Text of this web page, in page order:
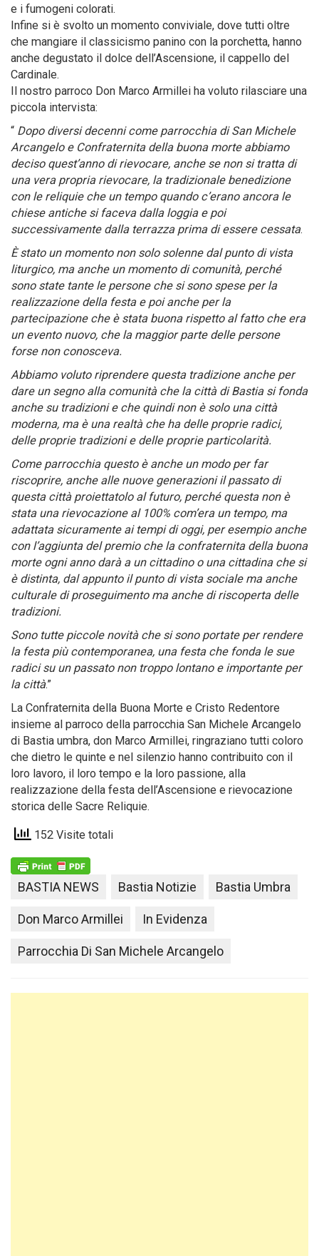
e i fumogeni colorati.
Infine si è svolto un momento conviviale, dove tutti oltre
che mangiare il classicismo panino con la porchetta, hanno
anche degustato il dolce dell’Ascensione, il cappello del
Cardinale.
Il nostro parroco Don Marco Armillei ha voluto rilasciare una
piccola intervista:
“ Dopo diversi decenni come parrocchia di San Michele
Arcangelo e Confraternita della buona morte abbiamo
deciso quest’anno di rievocare, anche se non si tratta di
una vera propria rievocare, la tradizionale benedizione
con le reliquie che un tempo quando c’erano ancora le
chiese antiche si faceva dalla loggia e poi
successivamente dalla terrazza prima di essere cessata.
È stato un momento non solo solenne dal punto di vista
liturgico, ma anche un momento di comunità, perché
sono state tante le persone che si sono spese per la
realizzazione della festa e poi anche per la
partecipazione che è stata buona rispetto al fatto che era
un evento nuovo, che la maggior parte delle persone
forse non conosceva.
Abbiamo voluto riprendere questa tradizione anche per
dare un segno alla comunità che la città di Bastia si fonda
anche su tradizioni e che quindi non è solo una città
moderna, ma è una realtà che ha delle proprie radici,
delle proprie tradizioni e delle proprie particolarità.
Come parrocchia questo è anche un modo per far
riscoprire, anche alle nuove generazioni il passato di
questa città proiettatolo al futuro, perché questa non è
stata una rievocazione al 100% com’era un tempo, ma
adattata sicuramente ai tempi di oggi, per esempio anche
con l’aggiunta del premio che la confraternita della buona
morte ogni anno darà a un cittadino o una cittadina che si
è distinta, dal appunto il punto di vista sociale ma anche
culturale di proseguimento ma anche di riscoperta delle
tradizioni.
Sono tutte piccole novità che si sono portate per rendere
la festa più contemporanea, una festa che fonda le sue
radici su un passato non troppo lontano e importante per
la città.”
La Confraternita della Buona Morte e Cristo Redentore
insieme al parroco della parrocchia San Michele Arcangelo
di Bastia umbra, don Marco Armillei, ringraziano tutti coloro
che dietro le quinte e nel silenzio hanno contribuito con il
loro lavoro, il loro tempo e la loro passione, alla
realizzazione della festa dell’Ascensione e rievocazione
storica delle Sacre Reliquie.
152 Visite totali
BASTIA NEWS Bastia Notizie Bastia Umbra
Don Marco Armillei In Evidenza
Parrocchia Di San Michele Arcangelo